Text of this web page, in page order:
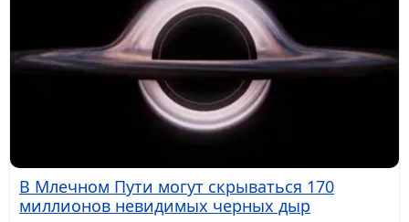
В Млечном Пути могут скрываться 170
миллионов невидимых черных дыр